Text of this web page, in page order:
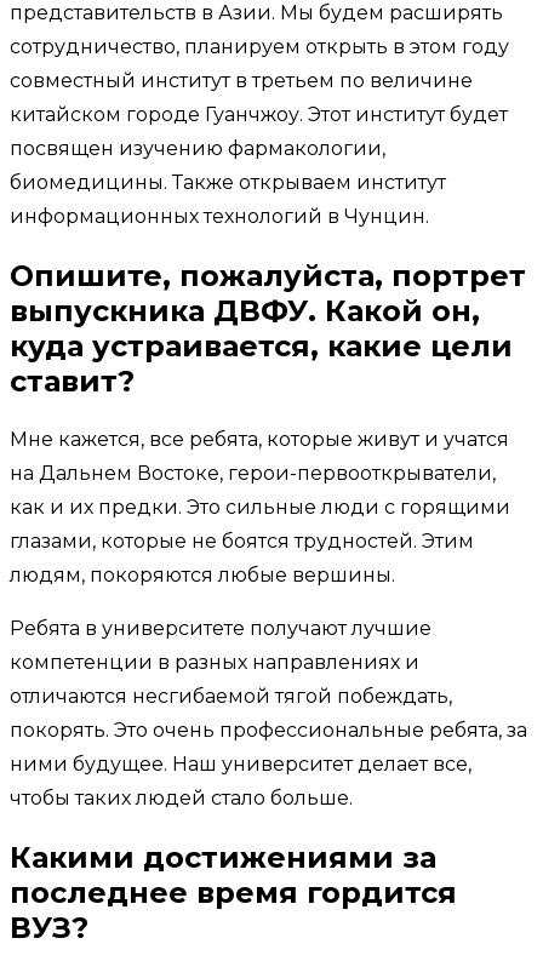
представительств в Азии. Мы будем расширять
сотрудничество, планируем открыть в этом году
совместный институт в третьем по величине
китайском городе Гуанчжоу. Этот институт будет
посвящен изучению фармакологии,
биомедицины. Также открываем институт
информационных технологий в Чунцин.
Опишите, пожалуйста, портрет
выпускника ДВФУ. Какой он,
куда устраивается, какие цели
ставит?
Мне кажется, все ребята, которые живут и учатся
на Дальнем Востоке, герои-первооткрыватели,
как и их предки. Это сильные люди с горящими
глазами, которые не боятся трудностей. Этим
людям, покоряются любые вершины.
Ребята в университете получают лучшие
компетенции в разных направлениях и
отличаются несгибаемой тягой побеждать,
покорять. Это очень профессиональные ребята, за
ними будущее. Наш университет делает все,
чтобы таких людей стало больше.
Какими достижениями за
последнее время гордится
ВУЗ?